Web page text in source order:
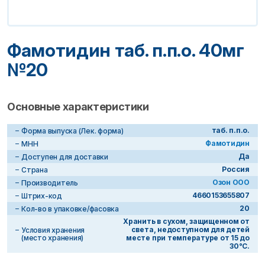
Фамотидин таб. п.п.о. 40мг
№20
Основные характеристики
Форма выпуска (Лек. форма)
таб. п.п.о.
МНН
Фамотидин
Доступен для доставки
Да
Страна
Россия
Производитель
Озон ООО
Штрих-код
4660153655807
Кол-во в упаковке/фасовка
20
Условия хранения
(место хранения)
Хранить в сухом, защищенном от
света, недоступном для детей
месте при температуре от 15 до
30°C.